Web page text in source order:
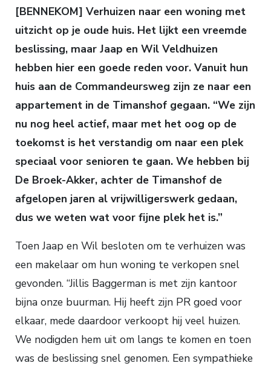
[BENNEKOM] Verhuizen naar een woning met
uitzicht op je oude huis. Het lijkt een vreemde
beslissing, maar Jaap en Wil Veldhuizen
hebben hier een goede reden voor. Vanuit hun
huis aan de Commandeursweg zijn ze naar een
appartement in de Timanshof gegaan. “We zijn
nu nog heel actief, maar met het oog op de
toekomst is het verstandig om naar een plek
speciaal voor senioren te gaan. We hebben bij
De Broek-Akker, achter de Timanshof de
afgelopen jaren al vrijwilligerswerk gedaan,
dus we weten wat voor fijne plek het is.”
Toen Jaap en Wil besloten om te verhuizen was
een makelaar om hun woning te verkopen snel
gevonden. “Jillis Baggerman is met zijn kantoor
bijna onze buurman. Hij heeft zijn PR goed voor
elkaar, mede daardoor verkoopt hij veel huizen.
We nodigden hem uit om langs te komen en toen
was de beslissing snel genomen. Een sympathieke